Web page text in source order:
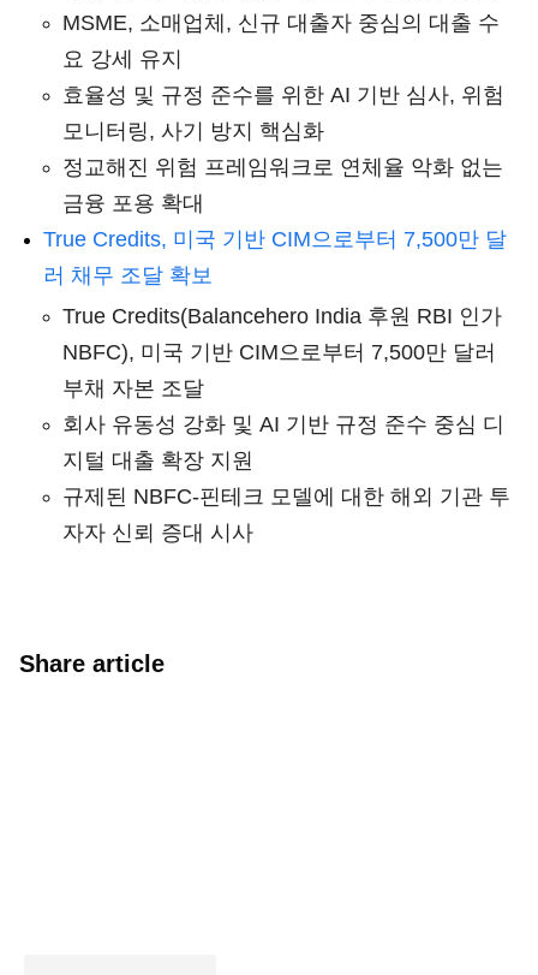
MSME, 소매업체, 신규 대출자 중심의 대출 수
요 강세 유지
효율성 및 규정 준수를 위한 AI 기반 심사, 위험
모니터링, 사기 방지 핵심화
정교해진 위험 프레임워크로 연체율 악화 없는
금융 포용 확대
True Credits, 미국 기반 CIM으로부터 7,500만 달
러 채무 조달 확보
True Credits(Balancehero India 후원 RBI 인가
NBFC), 미국 기반 CIM으로부터 7,500만 달러
부채 자본 조달
회사 유동성 강화 및 AI 기반 규정 준수 중심 디
지털 대출 확장 지원
규제된 NBFC-핀테크 모델에 대한 해외 기관 투
자자 신뢰 증대 시사
Share article